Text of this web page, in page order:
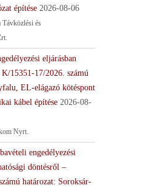
építése 2026-08-06
és
eljárásban
15351-17/2026. számú
EL-elágazó kötéspont
kábel építése 2026-08-
Nyrt.
engedélyezési
döntésről –
határozat: Soroksár-